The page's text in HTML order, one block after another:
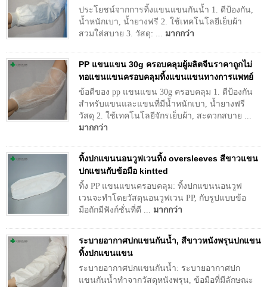
ประโยชน์จากการทิ้งแขนแขนกันน้ำ 1. ดีป้องกัน,
น้ำหนักเบา, น้ำยางฟรี 2. ใช้เทคโนโลยีเย็บผ้า
สวมใส่สบาย 3. วัสดุ: ... มากกว่า
PP แขนแขน 30g ครอบคลุมผู้ผลิตจีนราคาถูกไม่
ทอแขนแขนครอบคลุมทิ้งแขนแขนทางการแพทย์
ข้อดีของ pp แขนแขน 30g ครอบคลุม 1. ดีป้องกัน
สำหรับแขนและแขนที่มีน้ำหนักเบา, น้ำยางฟรี
วัสดุ 2. ใช้เทคโนโลยีจักรเย็บผ้า, สะดวกสบาย ...
มากกว่า
ทิ้งปกแขนนอนวูฟเวนทิ้ง oversleeves สีขาวแขน
ปกแขนกับข้อมือ kintted
ทิ้ง PP แขนแขนครอบคลุม: ทิ้งปกแขนนอนวูฟ
เวนจะทำโดยวัสดุนอนวูฟเวน PP, กับรูปแบบข้อ
มือถักมีฟังก์ชั่นที่ดี ... มากกว่า
ระบายอากาศปกแขนกันน้ำ, สีขาวหนังพรุนปกแขน
ทิ้งปกแขนแขน
ระบายอากาศปกแขนกันน้ำ: ระบายอากาศปก
แขนกันน้ำทำจากวัสดุหนังพรุน, ข้อมือที่มีลักษณะ